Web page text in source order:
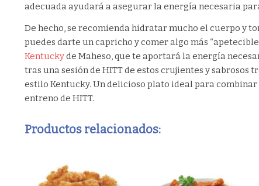
adecuada ayudará a asegurar la energía necesaria
De hecho, se recomienda hidratar mucho el cuerpo y
puedes darte un capricho y comer algo más
Kentuckyde Maheso, que te aportará la energía
tras una sesión de HITT de estos crujientes y sabrosos
estilo Kentucky. Un delicioso plato ideal para
entreno de HITT.
Productos relacionados: